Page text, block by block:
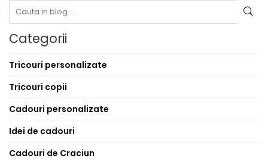
Categorii
Tricouri personalizate
Tricouri copii
Cadouri personalizate
Idei de cadouri
Cadouri de Craciun